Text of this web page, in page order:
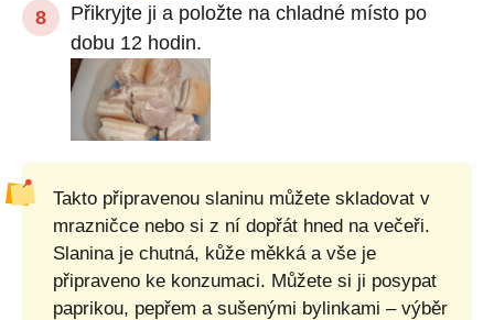
Přikryjte ji a položte na chladné místo po
dobu 12 hodin.
Takto připravenou slaninu můžete skladovat v
mrazničce nebo si z ní dopřát hned na večeři.
Slanina je chutná, kůže měkká a vše je
připraveno ke konzumaci. Můžete si ji posypat
paprikou, pepřem a sušenými bylinkami – výběr